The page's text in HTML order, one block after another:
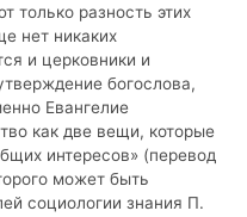
только разность этих
нет никаких
и церковники и
богослова,
Евангелие
как две вещи, которые
интересов» (перевод
может быть
социологии знания П.